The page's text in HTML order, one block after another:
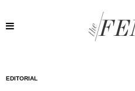
EDITORIAL